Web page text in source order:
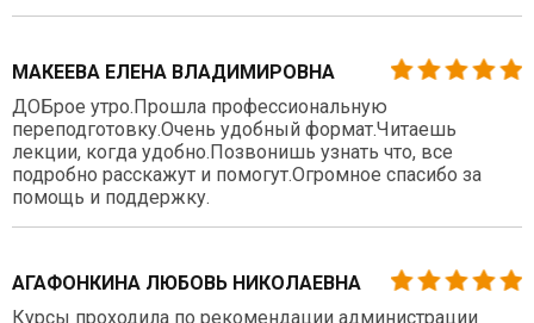
МАКЕЕВА ЕЛЕНА ВЛАДИМИРОВНА
ДОБрое утро.Прошла профессиональную
переподготовку.Очень удобный формат.Читаешь
лекции, когда удобно.Позвонишь узнать что, все
подробно расскажут и помогут.Огромное спасибо за
помощь и поддержку.
АГАФОНКИНА ЛЮБОВЬ НИКОЛАЕВНА
Курсы проходила по рекомендации администрации